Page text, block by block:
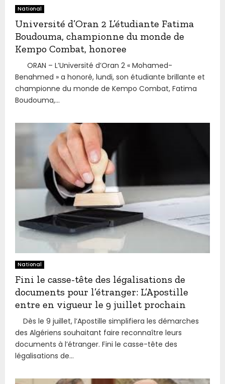
National
Université d’Oran 2 L’étudiante Fatima
Boudouma, championne du monde de
Kempo Combat, honoree
ORAN – L’Université d’Oran 2 « Mohamed-
Benahmed » a honoré, lundi, son étudiante brillante et
championne du monde de Kempo Combat, Fatima
Boudouma,...
National
Fini le casse-tête des légalisations de
documents pour l’étranger: L’Apostille
entre en vigueur le 9 juillet prochain
Dès le 9 juillet, l’Apostille simplifiera les démarches
des Algériens souhaitant faire reconnaître leurs
documents à l’étranger. Fini le casse-tête des
légalisations de...